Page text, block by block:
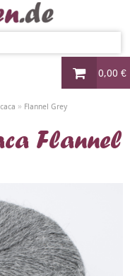
0,00 €
» Flannel Grey
Flannel